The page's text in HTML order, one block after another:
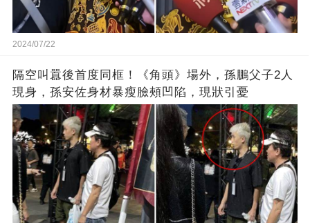
2024/07/22
隔空叫囂後首度同框！《角頭》場外，孫鵬父子2人
現身，孫安佐身材暴瘦臉頰凹陷，現狀引憂